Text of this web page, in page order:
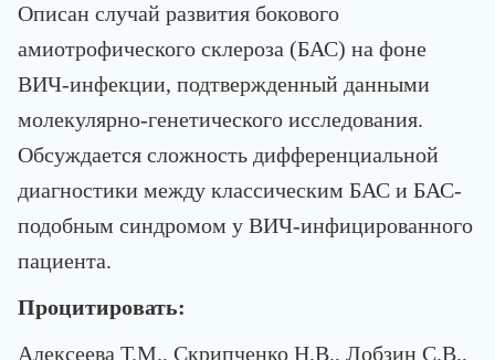
Описан случай развития бокового
амиотрофического склероза (БАС) на фоне
ВИЧ-инфекции, подтвержденный данными
молекулярно-генетического исследования.
Обсуждается сложность дифференциальной
диагностики между классическим БАС и БАС-
подобным синдромом у ВИЧ-инфицированного
пациента.
Процитировать:
Алексеева Т.М., Скрипченко Н.В., Лобзин С.В.,